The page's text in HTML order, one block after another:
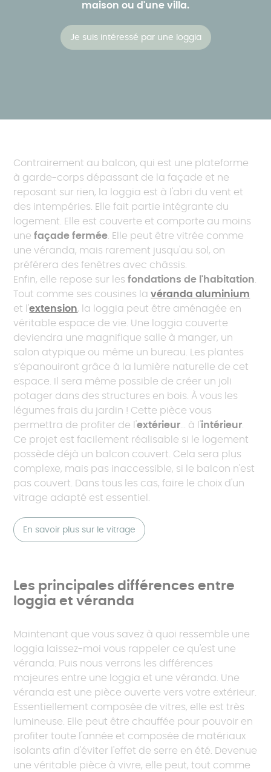
maison ou d'une villa.
Je suis intéressé par une loggia
Contrairement au balcon, qui est une plateforme
à garde-corps dépassant de la façade et ne
reposant sur rien, la loggia est à l'abri du vent et
des intempéries. Elle fait partie intégrante du
logement. Elle est couverte et comporte au moins
unefaçade fermée. Elle peut être vitrée comme
une véranda, mais rarement jusqu'au sol, on
préférera des fenêtres avec châssis.
Enfin, elle repose sur les fondations de l'habitation.
Tout comme ses cousines lavéranda aluminium
et l'extension, la loggia peut être aménagée en
véritable espace de vie. Une loggia couverte
deviendra une magnifique salle à manger, un
salon atypique ou même un bureau. Les plantes
s’épanouiront grâce à la lumière naturelle de cet
espace. Il sera même possible de créer un joli
potager dans des structures en bois. À vous les
légumes frais du jardin ! Cette pièce vous
permettra de profiter de l'extérieur... à l'intérieur.
Ce projet est facilement réalisable si le logement
possède déjà un balcon couvert. Cela sera plus
complexe, mais pas inaccessible, si le balcon n'est
pas couvert. Dans tous les cas, faire le choix d'un
vitrage adapté est essentiel.
En savoir plus sur le vitrage
Les principales différences entre
loggia et véranda
Maintenant que vous savez à quoi ressemble une
loggia laissez-moi vous rappeler ce qu'est une
véranda. Puis nous verrons les différences
majeures entre une loggia et une véranda. Une
véranda est une pièce ouverte vers votre extérieur.
Essentiellement composée de vitres, elle est très
lumineuse. Elle peut être chauffée pour pouvoir en
profiter toute l'année et composée de matériaux
isolants afin d'éviter l'effet de serre en été. Devenue
une véritable pièce à vivre, elle peut, tout comme